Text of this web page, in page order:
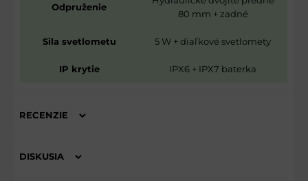
Odpruženie
80 mm + zadné
Sila svetlometu 5 W + diaľkové svetlomety
IP krytie IPX6 + IPX7 baterka
RECENZIE
DISKUSIA